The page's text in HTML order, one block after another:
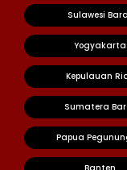
Sulawesi
Yogyakarta
Kepulauan
Sumatera
Papua